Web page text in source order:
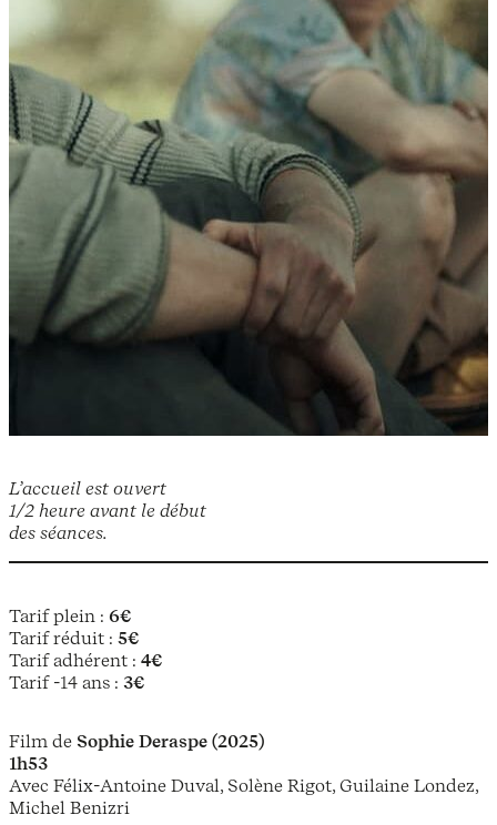
L’accueil est ouvert
1/2 heure avant le début
des séances.
Tarif plein : 6€
Tarif réduit : 5€
Tarif adhérent : 4€
Tarif -14 ans : 3€
Film de Sophie Deraspe (2025)
1h53
Avec Félix-Antoine Duval, Solène Rigot, Guilaine Londez,
Michel Benizri